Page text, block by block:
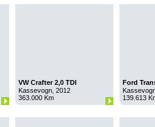
VW Crafter 2,0 TDI
Kassevogn, 2012
363.000 Km
Ford
139.613